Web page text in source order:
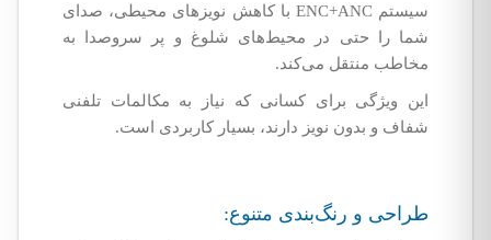
سیستم ENC+ANC با کاهش نویز‌های محیطی، صدای
شما را حتی در محیط‌های شلوغ و پر سروصدا به
مخاطب منتقل می‌کند.
این ویژگی برای کسانی که نیاز به مکالمات تلفنی
شفاف و بدون نویز دارند، بسیار کاربردی است.
طراحی و رنگ‌بندی متنوع: